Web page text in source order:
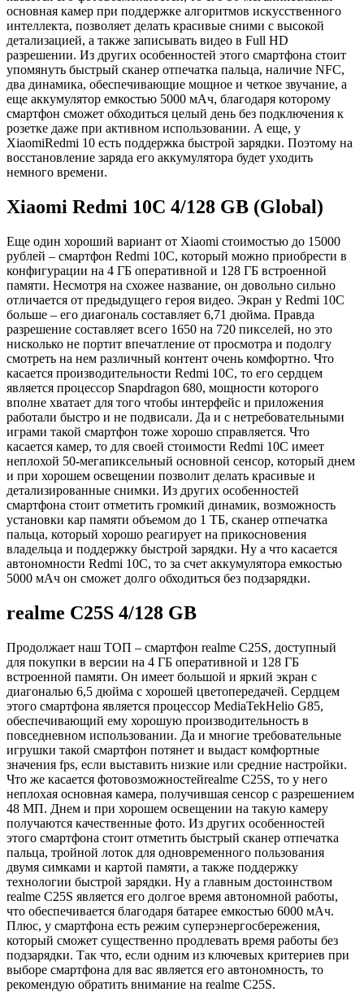
основная камер при поддержке алгоритмов искусственного
интеллекта, позволяет делать красивые сними с высокой
детализацией, а также записывать видео в Full HD
разрешении. Из других особенностей этого смартфона стоит
упомянуть быстрый сканер отпечатка пальца, наличие NFC,
два динамика, обеспечивающие мощное и четкое звучание, а
еще аккумулятор емкостью 5000 мАч, благодаря которому
смартфон сможет обходиться целый день без подключения к
розетке даже при активном использовании. А еще, у
XiaomiRedmi 10 есть поддержка быстрой зарядки. Поэтому на
восстановление заряда его аккумулятора будет уходить
немного времени.
Xiaomi Redmi 10C 4/128 GB (Global)
Еще один хороший вариант от Xiaomi стоимостью до 15000
рублей – смартфон Redmi 10C, который можно приобрести в
конфигурации на 4 ГБ оперативной и 128 ГБ встроенной
памяти. Несмотря на схожее название, он довольно сильно
отличается от предыдущего героя видео. Экран у Redmi 10C
больше – его диагональ составляет 6,71 дюйма. Правда
разрешение составляет всего 1650 на 720 пикселей, но это
нисколько не портит впечатление от просмотра и подолгу
смотреть на нем различный контент очень комфортно. Что
касается производительности Redmi 10C, то его сердцем
является процессор Snapdragon 680, мощности которого
вполне хватает для того чтобы интерфейс и приложения
работали быстро и не подвисали. Да и с нетребовательными
играми такой смартфон тоже хорошо справляется. Что
касается камер, то для своей стоимости Redmi 10C имеет
неплохой 50-мегапиксельный основной сенсор, который днем
и при хорошем освещении позволит делать красивые и
детализированные снимки. Из других особенностей
смартфона стоит отметить громкий динамик, возможность
установки кар памяти объемом до 1 ТБ, сканер отпечатка
пальца, который хорошо реагирует на прикосновения
владельца и поддержку быстрой зарядки. Ну а что касается
автономности Redmi 10C, то за счет аккумулятора емкостью
5000 мАч он сможет долго обходиться без подзарядки.
realme C25S 4/128 GB
Продолжает наш ТОП – смартфон realme C25S, доступный
для покупки в версии на 4 ГБ оперативной и 128 ГБ
встроенной памяти. Он имеет большой и яркий экран с
диагональю 6,5 дюйма с хорошей цветопередачей. Сердцем
этого смартфона является процессор MediaTekHelio G85,
обеспечивающий ему хорошую производительность в
повседневном использовании. Да и многие требовательные
игрушки такой смартфон потянет и выдаст комфортные
значения fps, если выставить низкие или средние настройки.
Что же касается фотовозможностейrealme C25S, то у него
неплохая основная камера, получившая сенсор с разрешением
48 МП. Днем и при хорошем освещении на такую камеру
получаются качественные фото. Из других особенностей
этого смартфона стоит отметить быстрый сканер отпечатка
пальца, тройной лоток для одновременного пользования
двумя симками и картой памяти, а также поддержку
технологии быстрой зарядки. Ну а главным достоинством
realme C25S является его долгое время автономной работы,
что обеспечивается благодаря батарее емкостью 6000 мАч.
Плюс, у смартфона есть режим суперэнергосбережения,
который сможет существенно продлевать время работы без
подзарядки. Так что, если одним из ключевых критериев при
выборе смартфона для вас является его автономность, то
рекомендую обратить внимание на realme C25S.